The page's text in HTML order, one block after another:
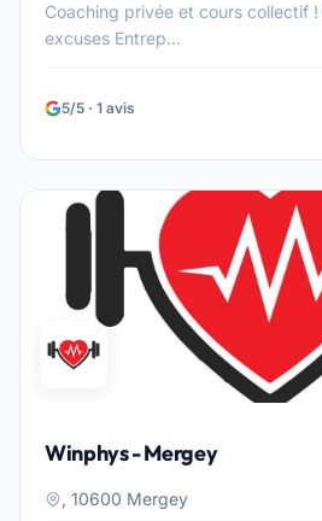
Coaching privée et cours collectif
excuses Entrep...
5/5 · 1 avis
Winphys - Mergey
, 10600 Mergey